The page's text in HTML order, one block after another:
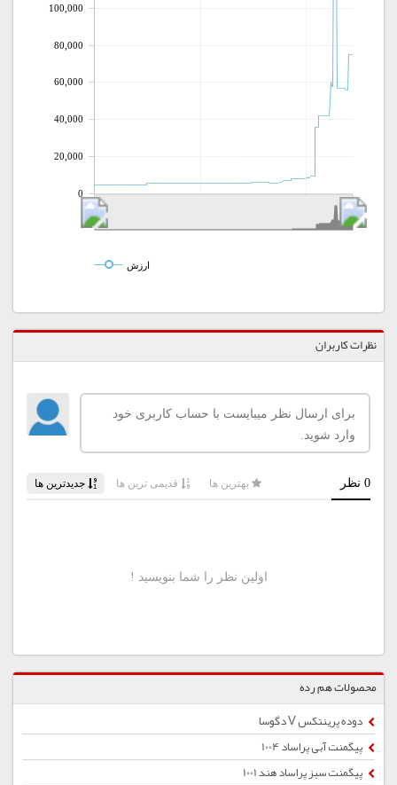
0
20,000
40,000
60,000
80,000
100,000
ارزش
نظرات کاربران
محصولات هم رده
دوده پرینتکس V دگوسا
پیگمنت آبی پراساد 1004
پیگمنت سبز پراساد هند 1001